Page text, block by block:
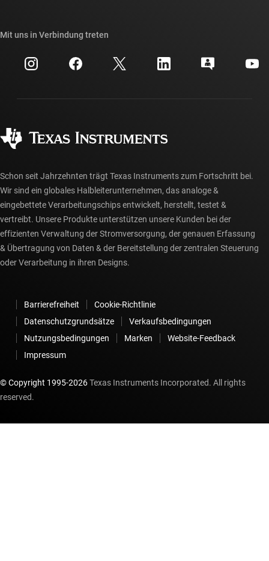
Investorenbeziehungen
Fertigung
Querverweis-Suche
Kundensupportzentrum
myTI-Konto FAQs
Häufig gestellte Fragen zu Bestellungen
Mit uns in Verbindung treten
Schon seit Jahrzehnten trägt Texas Instruments zum Fortschritt bei.
Wir sind ein globales Halbleiterunternehmen, das analoge &
eingebettete Verarbeitungschips entwickelt, herstellt, testet &
vertreibt. Unsere Produkte unterstützen unsere Kunden bei der
effizienten Verwaltung der Stromversorgung, der genauen Erfassung
& Übertragung von Daten & der Bereitstellung der zentralen Steuerung
oder Verarbeitung in ihren Designs.
Barrierefreiheit
Cookie-Richtlinie
Datenschutzgrundsätze
Verkaufsbedingungen
Nutzungsbedingungen
Marken
Website-Feedback
Impressum
© Copyright 1995-2026Texas Instruments Incorporated. All rights
reserved.